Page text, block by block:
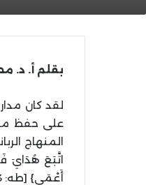
بقلم أ. د.
لقد كان
على حفظ
المنهاج
أَعْمَى} [طه: 123، 124].